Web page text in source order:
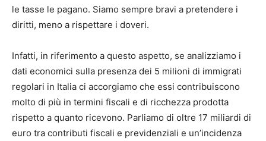
le tasse le pagano. Siamo sempre bravi a pretendere i
diritti, meno a rispettare i doveri.
Infatti, in riferimento a questo aspetto, se analizziamo i
dati economici sulla presenza dei 5 milioni di immigrati
regolari in Italia ci accorgiamo che essi contribuiscono
molto di più in termini fiscali e di ricchezza prodotta
rispetto a quanto ricevono. Parliamo di oltre 17 miliardi di
euro tra contributi fiscali e previdenziali e un’incidenza